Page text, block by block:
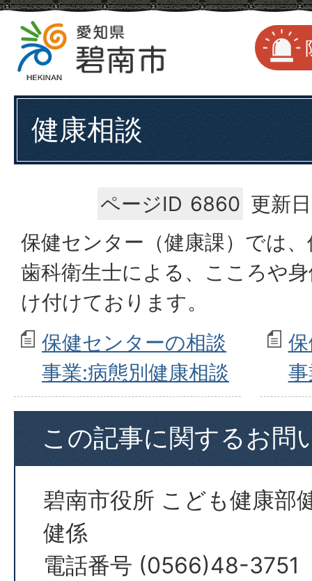
健康相談
ページID 6860 更新
保健センター（健康課）では
歯科衛生士による、こころや
け付けております。
保健センターの相談
事業:病態別健康相談
この記事に関するお問
碧南市役所 こども健康部
健係
電話番号 (0566)48-3751